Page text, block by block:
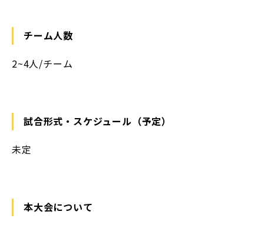
チーム人数
2~4人/チーム
試合形式・スケジュール（予定）
未定
本大会について